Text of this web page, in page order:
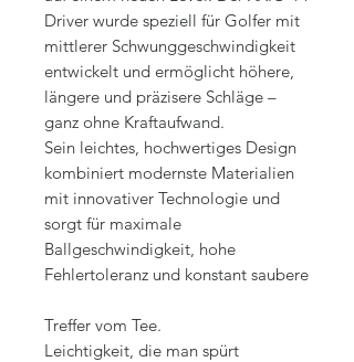
Driver wurde speziell für Golfer mit
mittlerer Schwunggeschwindigkeit
entwickelt und ermöglicht höhere,
längere und präzisere Schläge –
ganz ohne Kraftaufwand.
Sein leichtes, hochwertiges Design
kombiniert modernste Materialien
mit innovativer Technologie und
sorgt für maximale
Ballgeschwindigkeit, hohe
Fehlertoleranz und konstant saubere
Treffer vom Tee.
Leichtigkeit, die man spürt